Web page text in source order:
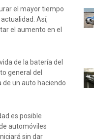
el mayor tiempo
Así,
el aumento en el
de la batería del
general del
un auto haciendo
es posible
automóviles
sin dar